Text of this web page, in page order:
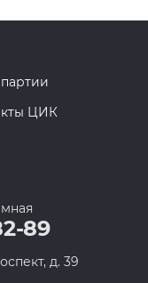
ЦИК
89
д. 39